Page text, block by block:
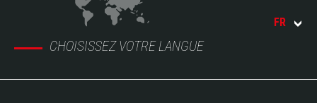
CHOISISSEZ VOTRE LANGUE
FR